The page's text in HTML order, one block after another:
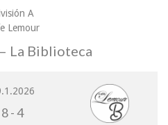
A
Lemour
La Biblioteca
8-4